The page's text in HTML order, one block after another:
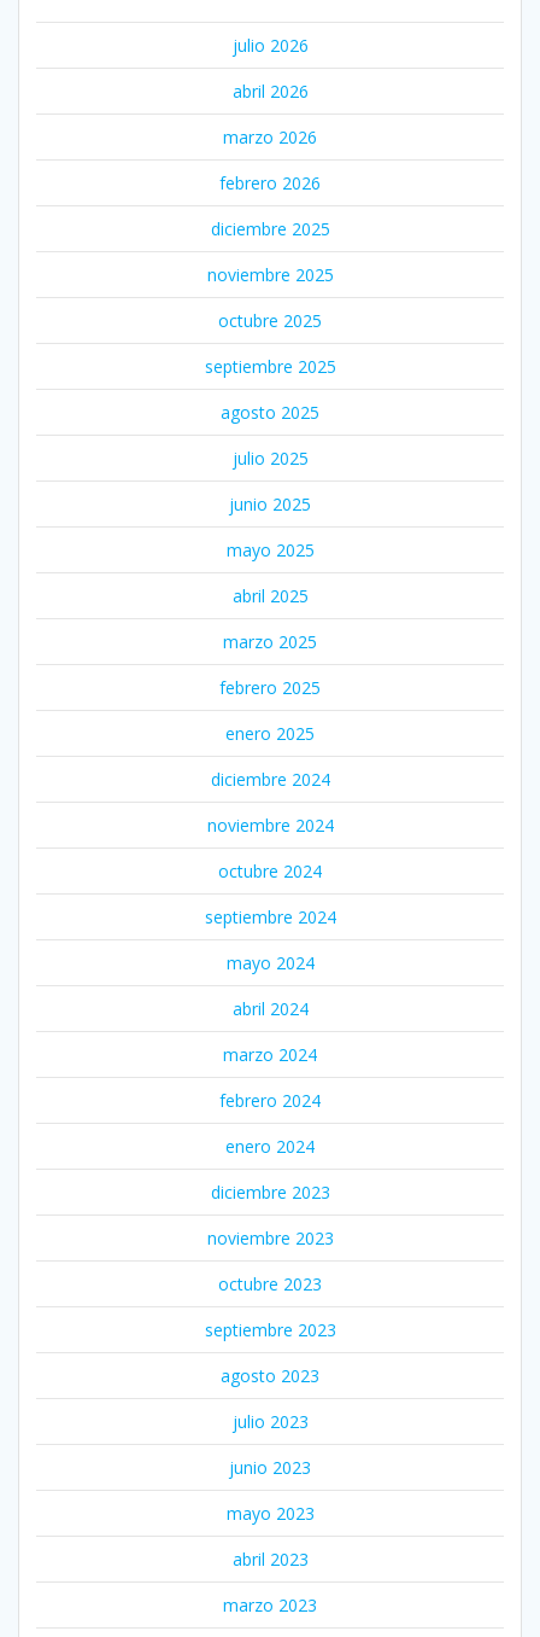
julio 2026
abril 2026
marzo 2026
febrero 2026
diciembre 2025
noviembre 2025
octubre 2025
septiembre 2025
agosto 2025
julio 2025
junio 2025
mayo 2025
abril 2025
marzo 2025
febrero 2025
enero 2025
diciembre 2024
noviembre 2024
octubre 2024
septiembre 2024
mayo 2024
abril 2024
marzo 2024
febrero 2024
enero 2024
diciembre 2023
noviembre 2023
octubre 2023
septiembre 2023
agosto 2023
julio 2023
junio 2023
mayo 2023
abril 2023
marzo 2023